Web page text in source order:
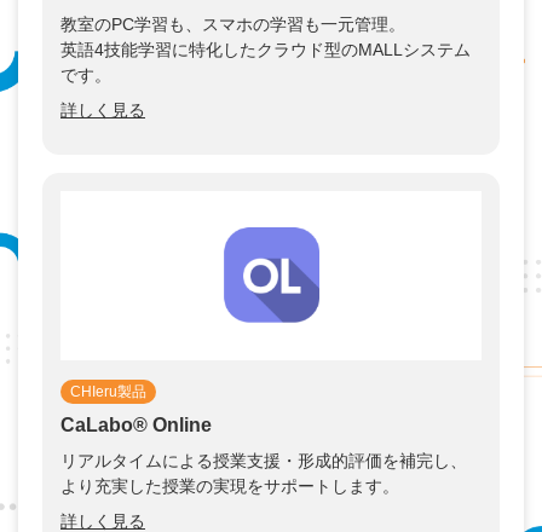
教室のPC学習も、スマホの学習も一元管理。
英語4技能学習に特化したクラウド型のMALLシステム
です。
詳しく見る
CHIeru製品
CaLabo®︎ Online
リアルタイムによる授業支援・形成的評価を補完し、
より充実した授業の実現をサポートします。
詳しく見る